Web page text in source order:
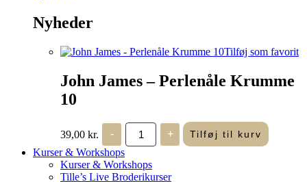
Nyheder
Tilføj som favorit
John James – Perlenåle Krumme
10
39,00 kr. -
John
James
-
Perlenåle
Krumme
+ Tilføj til kurv
Kurser & Workshops
Kurser & Workshops
Tille’s Live Broderikurser